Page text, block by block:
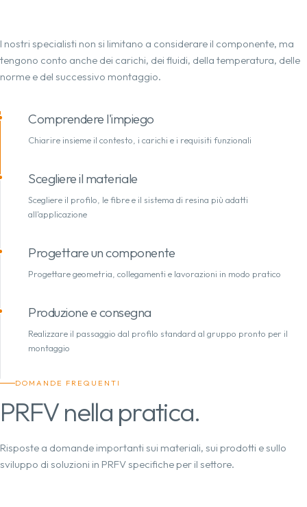
I nostri specialisti non si limitano a considerare il componente, ma
tengono conto anche dei carichi, dei fluidi, della temperatura, delle
norme e del successivo montaggio.
Comprendere l'impiego
Chiarire insieme il contesto, i carichi e i requisiti funzionali
Scegliere il materiale
Scegliere il profilo, le fibre e il sistema di resina più adatti
all'applicazione
Progettare un componente
Progettare geometria, collegamenti e lavorazioni in modo pratico
Produzione e consegna
Realizzare il passaggio dal profilo standard al gruppo pronto per il
montaggio
DOMANDE FREQUENTI
PRFV nella pratica.
Risposte a domande importanti sui materiali, sui prodotti e sullo
sviluppo di soluzioni in PRFV specifiche per il settore.